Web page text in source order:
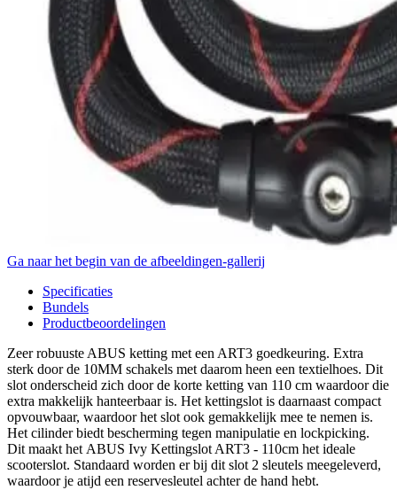
Ga naar het begin van de afbeeldingen-gallerij
Specificaties
Bundels
Productbeoordelingen
Zeer robuuste ABUS ketting met een ART3 goedkeuring. Extra
sterk door de 10MM schakels met daarom heen een textielhoes. Dit
slot onderscheid zich door de korte ketting van 110 cm waardoor die
extra makkelijk hanteerbaar is. Het kettingslot is daarnaast compact
opvouwbaar, waardoor het slot ook gemakkelijk mee te nemen is.
Het cilinder biedt bescherming tegen manipulatie en lockpicking.
Dit maakt het ABUS Ivy Kettingslot ART3 - 110cm het ideale
scooterslot. Standaard worden er bij dit slot 2 sleutels meegeleverd,
waardoor je atijd een reservesleutel achter de hand hebt.